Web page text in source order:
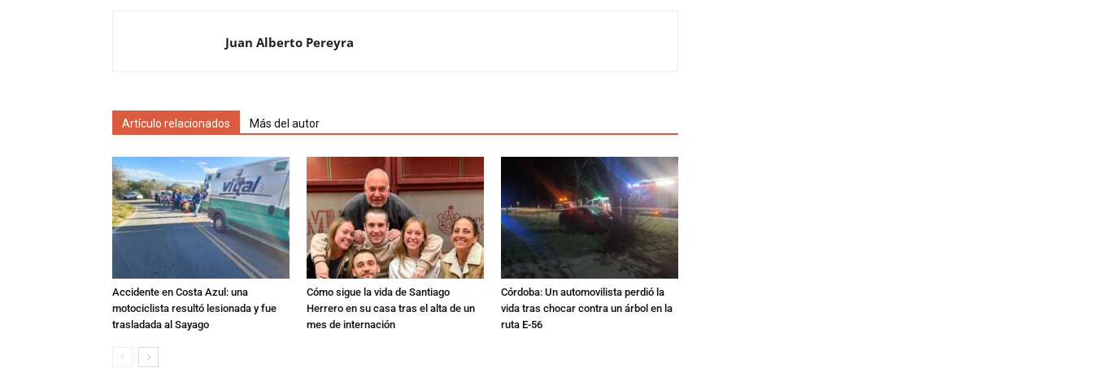
Juan Alberto Pereyra
Artículo relacionados Más del autor
Accidente en Costa Azul: una
motociclista resultó lesionada y fue
trasladada al Sayago
Cómo sigue la vida de Santiago
Herrero en su casa tras el alta de un
mes de internación
Córdoba: Un automovilista perdió la
vida tras chocar contra un árbol en la
ruta E-56